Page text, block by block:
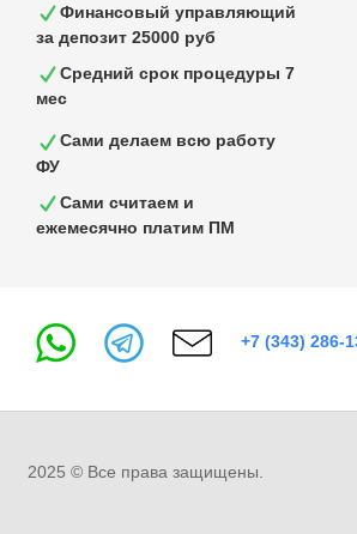
Финансовый управляющий
за депозит 25000 руб
Средний срок процедуры 7
мес
Сами делаем всю работу
ФУ
Сами считаем и
ежемесячно платим ПМ
+7 (343) 286-
2025 © Все права защищены.